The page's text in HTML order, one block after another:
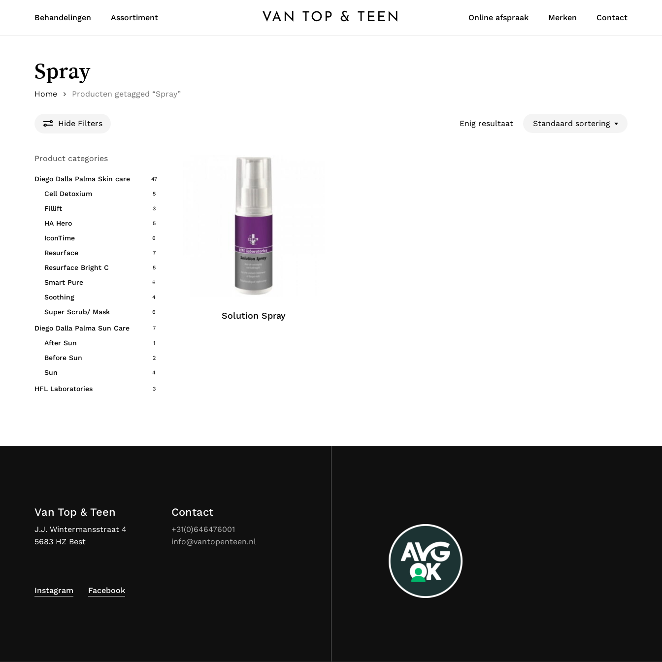
VAN TOP & TEEN
Behandelingen Assortiment Online afspraak Merken Contact
Spray
Home Producten getagged “Spray”
Hide Filters Enig resultaat Standaard sortering
Product categories
Diego Dalla Palma Skin care 47
Cell Detoxium 5
Fillift 3
HA Hero 5
IconTime 6
Resurface 7
Resurface Bright C 5
Smart Pure 6
Soothing 4
Super Scrub/ Mask 6
Diego Dalla Palma Sun Care 7
After Sun 1
Before Sun 2
Sun 4
HFL Laboratories 3
Solution Spray
Van Top & Teen
J.J. Wintermansstraat 4
5683 HZ Best
Contact
+31(0)646476001
info@vantopenteen.nl
Instagram Facebook